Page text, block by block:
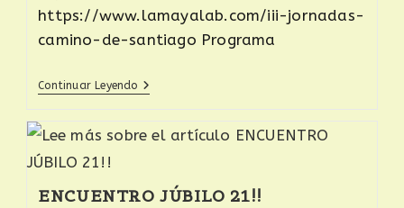
https://www.lamayalab.com/iii-jornadas-
camino-de-santiago Programa
Continuar Leyendo
ENCUENTRO JÚBILO 21!!